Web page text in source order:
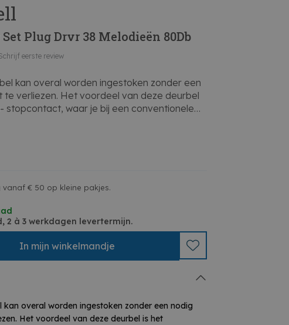
Plug Drvr 38 Melodieën 80Db
eerste review
kan overal worden ingestoken zonder een
verliezen. Het voordeel van deze deurbel
stopcontact, waar je bij een conventionele
stopcontact verliest. De 80dB-luidspreker in
binnen een straal van 100 meter worden
38 melodieën naargelang uw
(tot 6 knoppen) om je
toe te voegen.
vanaf € 50 op kleine pakjes.
2 à 3 werkdagen levertermijn.
In mijn winkelmandje
kan overal worden ingestoken zonder een nodig
Het voordeel van deze deurbel is het